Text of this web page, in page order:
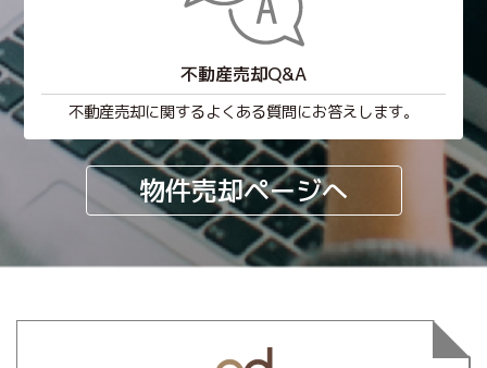
不動産売却Q&A
不動産売却に関するよくある質問にお答えします。
物件売却ページへ